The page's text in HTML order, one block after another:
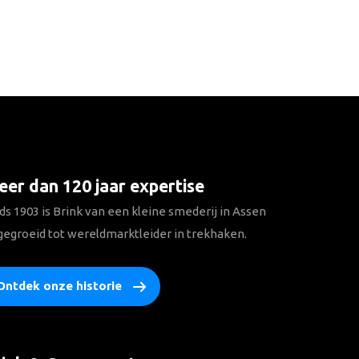
dan 120 jaar expertise
1903 is Brink van een kleine smederij in Assen
tot wereldmarktleider in trekhaken.
onze historie